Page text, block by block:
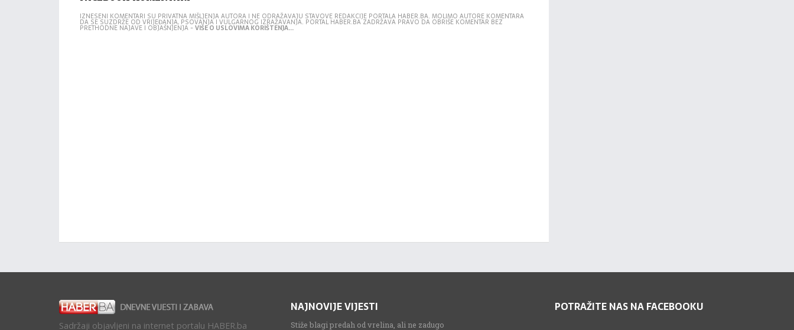
IZNESENI KOMENTARI SU PRIVATNA MIŠLJENJA AUTORA I NE ODRAŽAVAJU STAVOVE REDAKCIJE PORTALA HABER.BA. MOLIMO AUTORE KOMENTARA
DA SE SUZDRŽE OD VRIJEĐANJA, PSOVANJA I VULGARNOG IZRAŽAVANJA. PORTAL HABER.BA ZADRŽAVA PRAVO DA OBRIŠE KOMENTAR BEZ
PRETHODNE NAJAVE I OBJAŠNJENJA -VIŠE O USLOVIMA KORIŠTENJA...
Sadržaji objavljeni na internet portalu HABER.ba
NAJNOVIJE VIJESTI
Stiže blagi predah od vrelina, ali ne zadugo
POTRAŽITE NAS NA FACEBOOKU